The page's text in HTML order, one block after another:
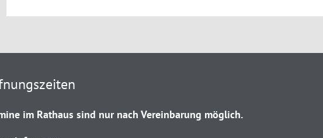
im Rathaus sind nur nach Vereinbarung möglich.